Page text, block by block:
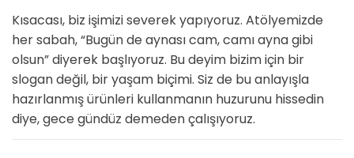
Kısacası, biz işimizi severek yapıyoruz. Atölyemizde
her sabah, “Bugün de aynası cam, camı ayna gibi
olsun” diyerek başlıyoruz. Bu deyim bizim için bir
slogan değil, bir yaşam biçimi. Siz de bu anlayışla
hazırlanmış ürünleri kullanmanın huzurunu hissedin
diye, gece gündüz demeden çalışıyoruz.